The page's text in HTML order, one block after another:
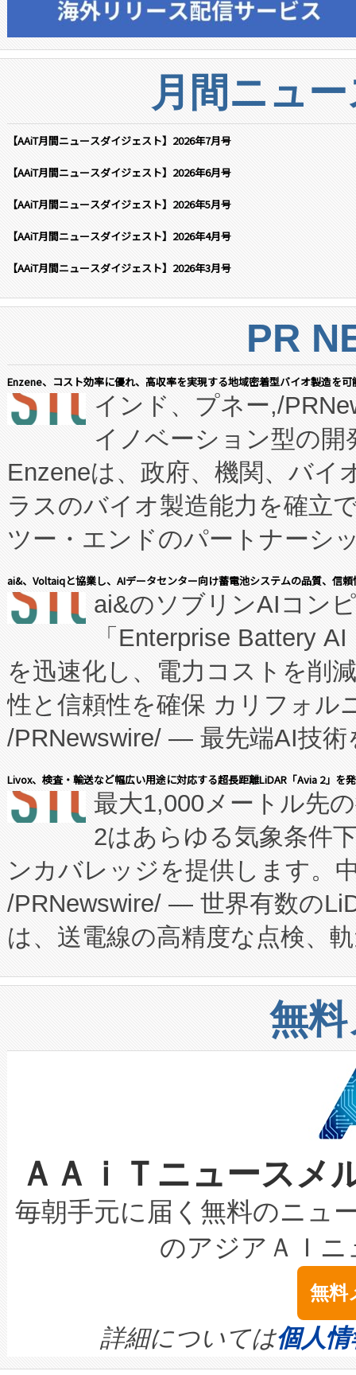
月間ニュ
【AAiT月間ニュースダイジェスト】2026年7月号
【AAiT月間ニュースダイジェスト】2026年6月号
【AAiT月間ニュースダイジェスト】2026年5月号
【AAiT月間ニュースダイジェスト】2026年4月号
【AAiT月間ニュースダイジェスト】2026年3月号
PR
Enzene、コスト効率に優れ、高収率を実現する地域密着型バイオ製造を
インド、プネー,/
イノベーション型の
Enzeneは、政府、機関、バイ
ラスのバイオ製造能力を確立
ツー・エンドのパートナーシ
表しました。 同社の実績ある
manufacturing™ (FCCM™) プ
たNeXは、バイオ医薬品製造
従来のフェッドバッチ施設の
に、患者やサプライチェーン
キー方式で拡張性が高く、持
す。FCCM‑を活用した現地生
患者にとっての費用負担を大
のアクセスを大幅に拡大する
Fully-Connected Continuous
プログラムには、施設設計・
に関する技術移転および知的
構造化トレーニングカリキュ
上げおよび商用化段階におけ
設備整備および立ち上げ調整
加組織は、Enzeneのバイオ
選定された製品について、自
取得できる可能性もあります
設には、3億～4億ドルかか
最高経営責任者（CEO）であ
す。「当社のfully-connected
ームを利用すれば、6,000万
きます。この効率性は、フェ
ai&、Voltaiqと協業し、AIデータセンター向け蓄電池システムの品質、信
ai&のソブリンAIコン
「Enterprise Battery
を迅速化し、電力コストを削
性と信頼性を確保 カリフォル
/PRNewswire/ — 最先端AI技術
会社エーアイ・アンド：本社
President原信平）と、エンタ
ードするVoltaiqは、日本にあ
ーエネルギー貯蔵システム（
た。 Voltaiq独自のAI搭載プラ
定、統合、導入、運用に至る
安全性を追跡し、確保する事
増加しているデータセンター
る電力網に大きな負担をかけ
事業者の負担軽減という課題
系統連系を迅速にし、ピーク
限を超えて利用可能な電力容
持できるよう貢献します。こ
ービスレベル契約（SLA）違
テリー性能の劣化によるダウ
念は、現在データセンターが
ます。 Voltaiq provides a
quality and reliability for AI
BESS stack to ensure battery
Livox、検査・輸送など幅広い用途に対応する超長距離LiDAR「Avia 2」を
最大1,000メートル先
2はあらゆる気象条件
ンカバレッジを提供します。
/PRNewswire/ — 世界有数の
は、送電線の高精度な点検、
や穀物倉庫におけるバルク材
リューション「Avia 2」を発
したAvia 2は、1,000メート
狭視野のFOVを切り替えるこ
ケーブル、枝などの細かな対
なレーザースポットにより、
な環境下でも豊かなディテー
キロメートル範囲を検出
LiDAR for Inspections,
は1535 nmレーザーを搭載。
イズの小径化を実現すること
す。ノーマルモードでは、
ートル先まで検出でき、これ
無
ＡＡｉＴニュース
毎朝手元に届く無料のニュ
のアジアＡＩ
無料
詳細については個人